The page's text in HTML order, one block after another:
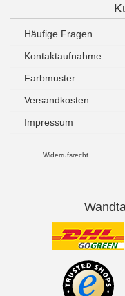
Häufige Fragen
Kontaktaufnahme
Farbmuster
Versandkosten
Impressum
Widerrufsrecht